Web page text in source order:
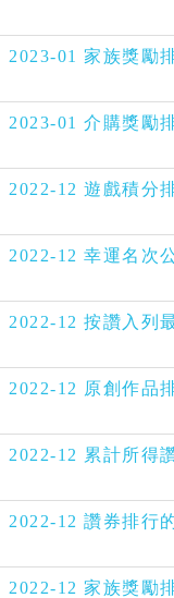
2023-01 家族獎勵
2023-01 介購獎勵
2022-12 遊戲積分
2022-12 幸運名次
2022-12 按讚入列
2022-12 原創作品
2022-12 累計所得
2022-12 讚券排行
2022-12 家族獎勵